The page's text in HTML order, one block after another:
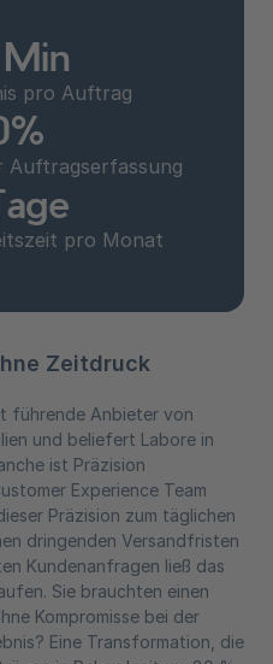
pro Auftrag
Auftragserfassung
pro Monat
Zeitdruck
führende Anbieter von
und beliefert Labore in
ist Präzision
Experience Team
Präzision zum täglichen
dringenden Versandfristen
Kundenanfragen ließ das
Sie brauchten einen
Kompromisse bei der
Eine Transformation, die